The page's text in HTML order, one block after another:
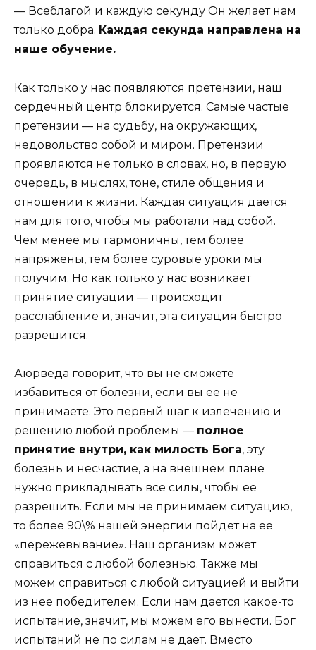
— Всеблагой и каждую секунду Он желает нам
только добра. Каждая секунда направлена на
наше обучение.
Как только у нас появляются претензии, наш
сердечный центр блокируется. Самые частые
претензии — на судьбу, на окружающих,
недовольство собой и миром. Претензии
проявляются не только в словах, но, в первую
очередь, в мыслях, тоне, стиле общения и
отношении к жизни. Каждая ситуация дается
нам для того, чтобы мы работали над собой.
Чем менее мы гармоничны, тем более
напряжены, тем более суровые уроки мы
получим. Но как только у нас возникает
принятие ситуации — происходит
расслабление и, значит, эта ситуация быстро
разрешится.
Аюрведа говорит, что вы не сможете
избавиться от болезни, если вы ее не
принимаете. Это первый шаг к излечению и
решению любой проблемы — полное
принятие внутри, как милость Бога, эту
болезнь и несчастие, а на внешнем плане
нужно прикладывать все силы, чтобы ее
разрешить. Если мы не принимаем ситуацию,
то более 90\% нашей энергии пойдет на ее
«пережевывание». Наш организм может
справиться с любой болезнью. Также мы
можем справиться с любой ситуацией и выйти
из нее победителем. Если нам дается какое-то
испытание, значит, мы можем его вынести. Бог
испытаний не по силам не дает. Вместо